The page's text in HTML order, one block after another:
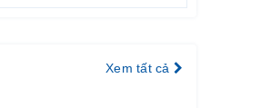
Xem tất cả